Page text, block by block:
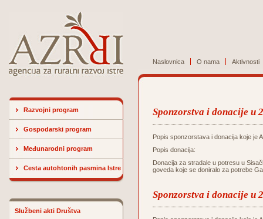
Naslovnica O nama Aktivnosti
Razvojni program
Gospodarski program
Međunarodni program
Cesta autohtonih pasmina Istre
Službeni akti Društva
Sponzorstva i donacije u
Popis sponzorstava i donacija koje je
Popis donacija:
Donacija za stradale u potresu u
goveda koje se doniralo za potrebe
Sponzorstva i donacije u